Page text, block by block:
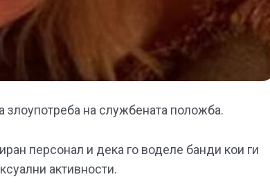
на службената положба.
персонал и дека го воделе банди кои ги
активности.